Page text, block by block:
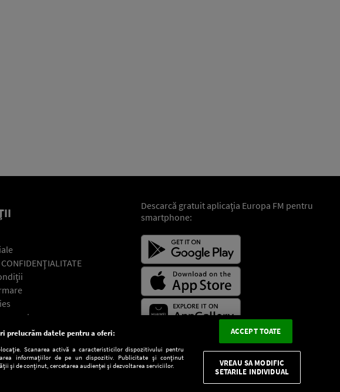
CONFIDENŢIALITATE
Descarcă gratuit aplicaţia Europa FM pentru
smartphone:
prelucrăm datele pentru a oferi:
Scanarea activă a caracteristicilor dispozitivului pentru
informațiilor de pe un dispozitiv. Publicitate și conținut
și de conținut, cercetarea audienței și dezvoltarea serviciilor.
ACCEPT TOATE
VREAU SA MODIFIC
SETARILE INDIVIDUAL